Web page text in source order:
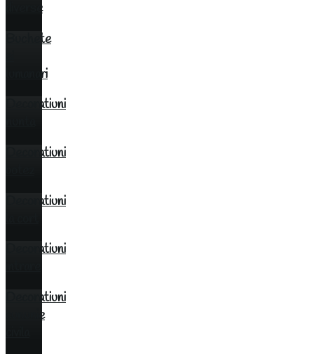
diverse
Buchete
lumanari
Decoratiuni
Decoratiuni
Decoratiuni
Decoratiuni
Decoratiuni
cununie